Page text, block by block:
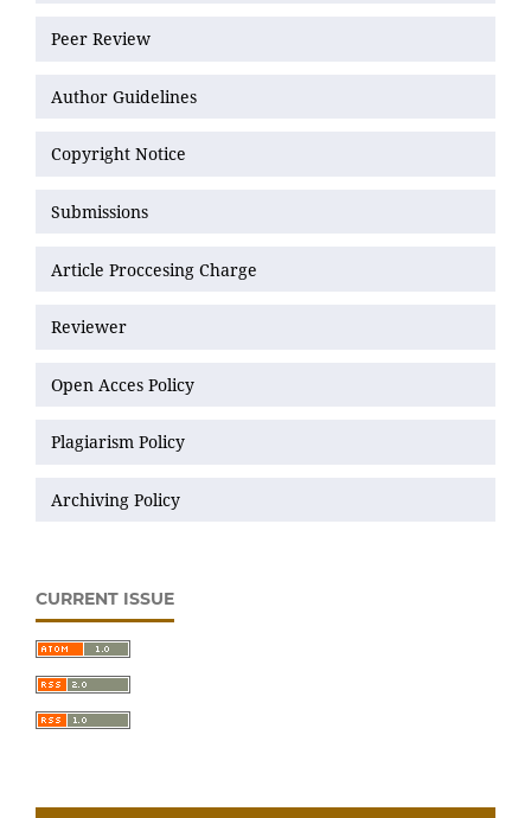
Peer Review
Author Guidelines
Copyright Notice
Submissions
Article Proccesing Charge
Reviewer
Open Acces Policy
Plagiarism Policy
Archiving Policy
CURRENT ISSUE